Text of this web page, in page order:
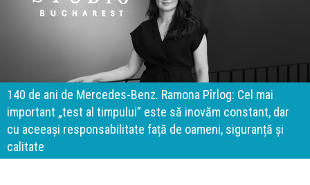
140 de ani de Mercedes-Benz. Ramona Pîrlog: Cel mai
important „test al timpului” este să inovăm constant, dar
cu aceeași responsabilitate față de oameni, siguranță și
calitate